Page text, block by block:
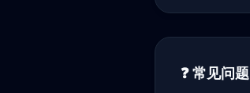
❓ 常见问题